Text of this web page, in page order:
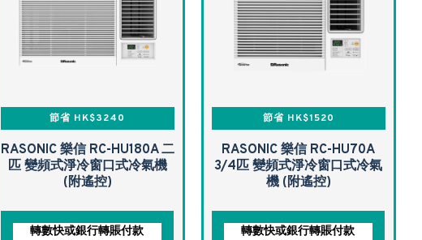
節省 HK$3240
RASONIC 樂信 RC-HU180A 二
匹 變頻式淨冷窗口式冷氣機
(附遙控)
轉數快或銀行轉賬付款
節省 HK$1520
RASONIC 樂信 RC-HU70A
3/4匹 變頻式淨冷窗口式冷氣
機 (附遙控)
轉數快或銀行轉賬付款